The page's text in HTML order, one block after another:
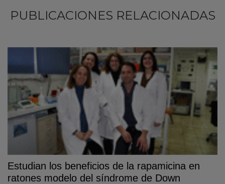
PUBLICACIONES RELACIONADAS
Estudian los beneficios de la rapamicina en
ratones modelo del síndrome de Down